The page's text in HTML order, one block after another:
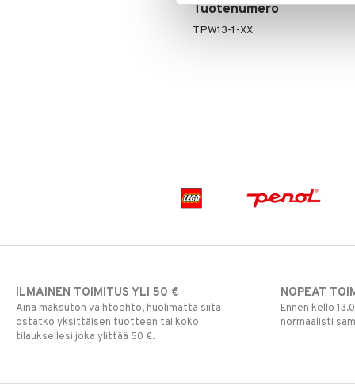
Tuotenumero
TPW13-1-XX
ILMAINEN TOIMITUS YLI 50 €
Aina maksuton vaihtoehto, huolimatta siitä
ostatko yksittäisen tuotteen tai koko
tilauksellesi joka ylittää 50 €.
NOPEAT
Ennen kello
normaalisti